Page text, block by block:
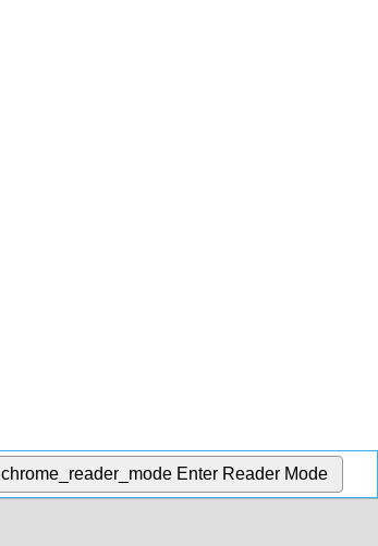
chrome_reader_mode Enter Reader Mode